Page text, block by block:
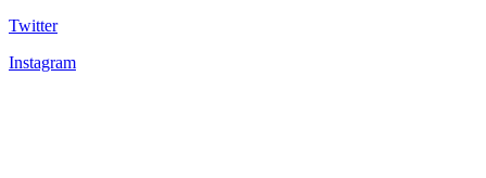
Twitter
Instagram